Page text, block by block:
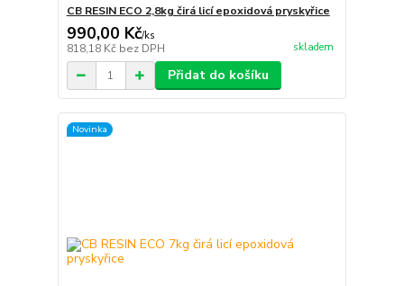
CB RESIN ECO 2,8kg čirá licí epoxidová pryskyřice
990,00 Kč/ks
818,18 Kč bez DPH skladem
Přidat do košíku
Novinka